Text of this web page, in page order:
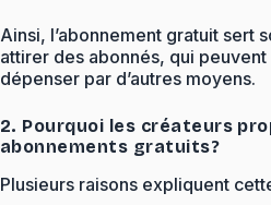
Ainsi, l’abonnement gratuit sert
attirer des abonnés, qui
dépenser par d’autres moyens.
2. Pourquoi les créateurs
abonnements gratuits?
Plusieurs raisons expliquent